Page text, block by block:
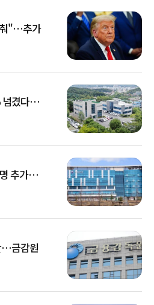
춰"…추가
넘겼다…
추가…
…금감원